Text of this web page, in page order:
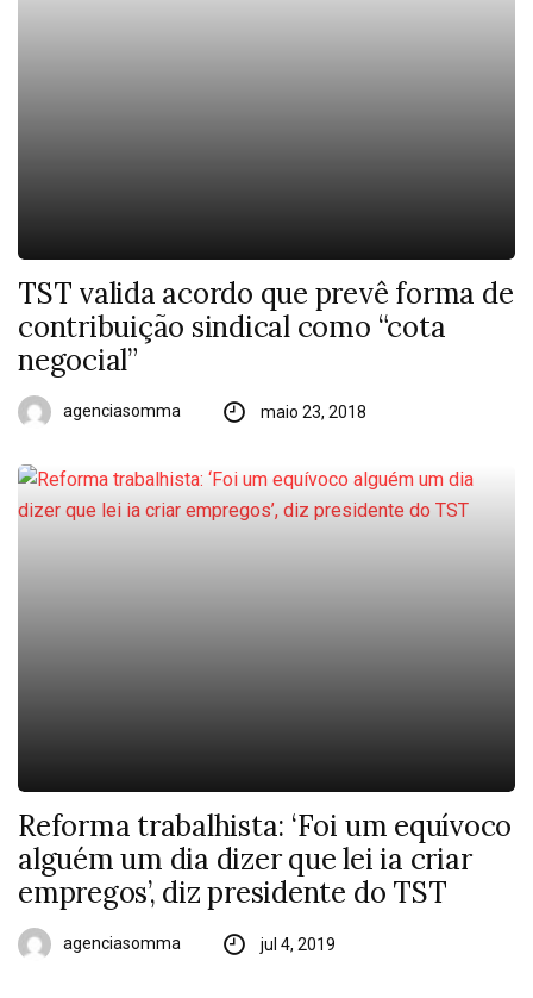
TST valida acordo que prevê forma de
contribuição sindical como “cota
negocial”
agenciasomma maio 23, 2018
Reforma trabalhista: ‘Foi um equívoco
alguém um dia dizer que lei ia criar
empregos’, diz presidente do TST
agenciasomma jul 4, 2019